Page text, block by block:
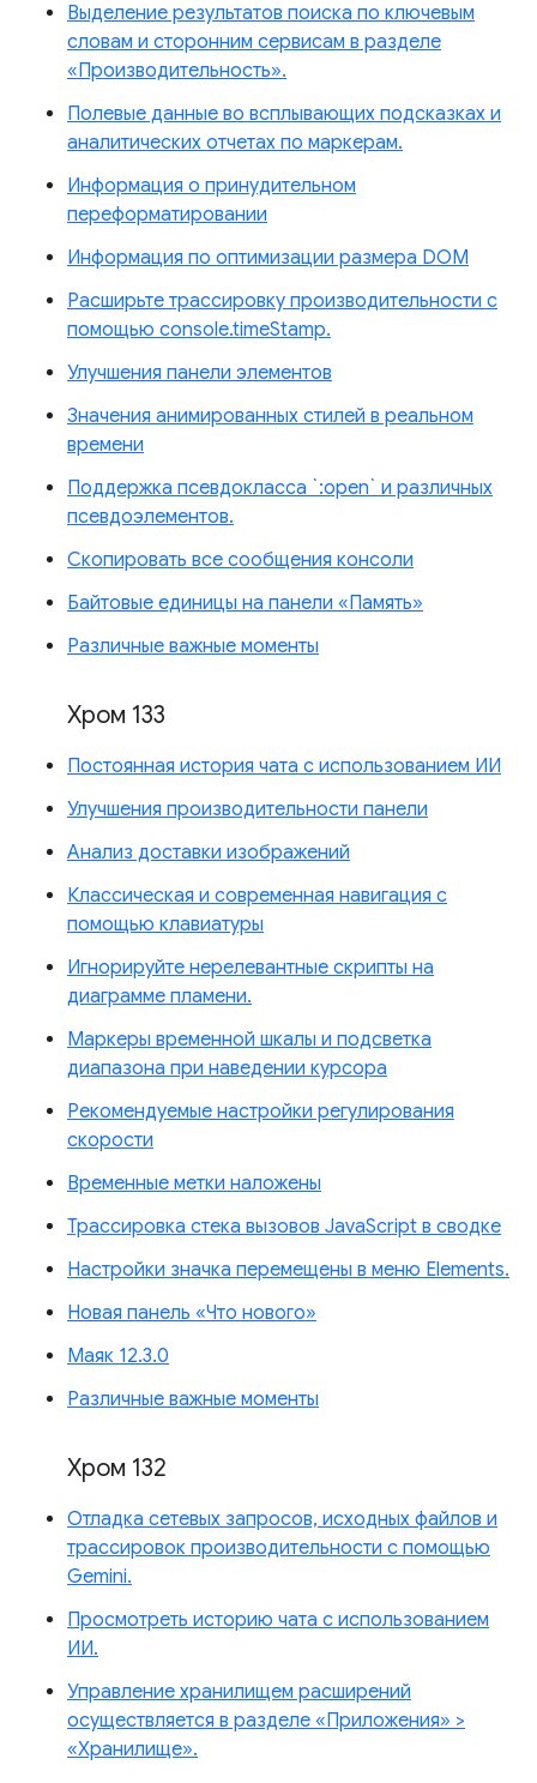
Выделение результатов поиска по ключевым
словам и сторонним сервисам в разделе
«Производительность».
Полевые данные во всплывающих подсказках и
аналитических отчетах по маркерам.
Информация о принудительном
переформатировании
Информация по оптимизации размера DOM
Расширьте трассировку производительности с
помощью console.timeStamp.
Улучшения панели элементов
Значения анимированных стилей в реальном
времени
Поддержка псевдокласса `:open` и различных
псевдоэлементов.
Скопировать все сообщения консоли
Байтовые единицы на панели «Память»
Различные важные моменты
Хром 133
Постоянная история чата с использованием ИИ
Улучшения производительности панели
Анализ доставки изображений
Классическая и современная навигация с
помощью клавиатуры
Игнорируйте нерелевантные скрипты на
диаграмме пламени.
Маркеры временной шкалы и подсветка
диапазона при наведении курсора
Рекомендуемые настройки регулирования
скорости
Временные метки наложены
Трассировка стека вызовов JavaScript в сводке
Настройки значка перемещены в меню Elements.
Новая панель «Что нового»
Маяк 12.3.0
Различные важные моменты
Хром 132
Отладка сетевых запросов, исходных файлов и
трассировок производительности с помощью
Gemini.
Просмотреть историю чата с использованием
ИИ.
Управление хранилищем расширений
осуществляется в разделе «Приложения» >
«Хранилище».